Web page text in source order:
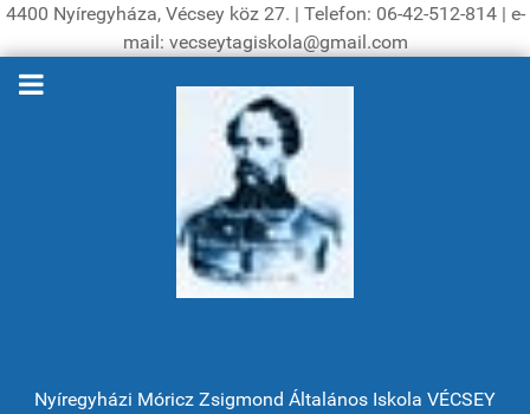
4400 Nyíregyháza, Vécsey köz 27. | Telefon: 06-42-512-814 | e-
mail: vecseytagiskola@gmail.com
Nyíregyházi Móricz Zsigmond Általános Iskola VÉCSEY